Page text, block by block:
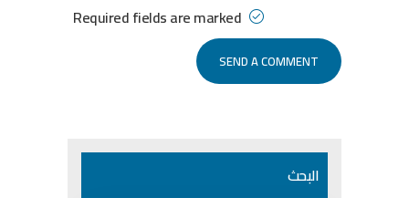
Required fields are marked
البحث